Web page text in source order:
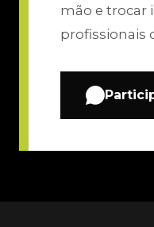
mão e trocar
profissionais